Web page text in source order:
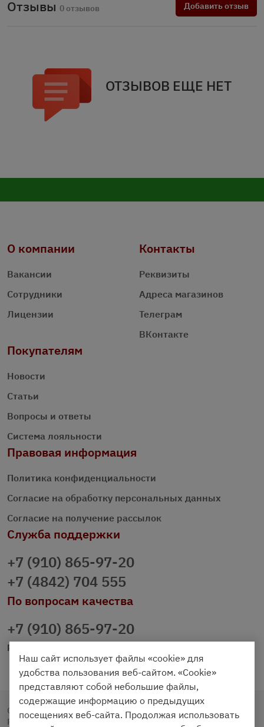
Отзывы 0 отзывов Добавить отзыв
ОТЗЫВОВ ЕЩЕ НЕТ
О компании
Вакансии
Сотрудники
Лицензии
Контакты
Реквизиты
Адреса магазинов
Телеграм
ВКонтакте
Покупателям
Новости
Статьи
Вопросы и ответы
Система лояльности
Правовая информация
Политика конфиденциальности
Согласие на обработку персональных данных
Согласие на получение рассылок
Служба поддержки
+7 (910) 865-97-20
+7 (4842) 704 555
По вопросам качества
+7 (910) 865-97-20
prazdnichniy40@palmi.ru
Copyright © 2020 - 2026. Праздничный Стол.
Разработка и продвижение - Vegas Studio
Наш сайт использует файлы «cookie» для
удобства пользования веб-сайтом. «Cookie»
представляют собой небольшие файлы,
содержащие информацию о предыдущих
посещениях веб-сайта. Продолжая использовать